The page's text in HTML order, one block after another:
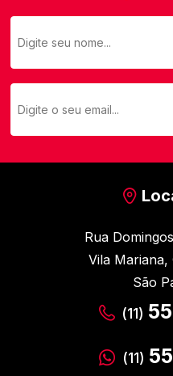
Rua
Vila
São
(11)
(11)